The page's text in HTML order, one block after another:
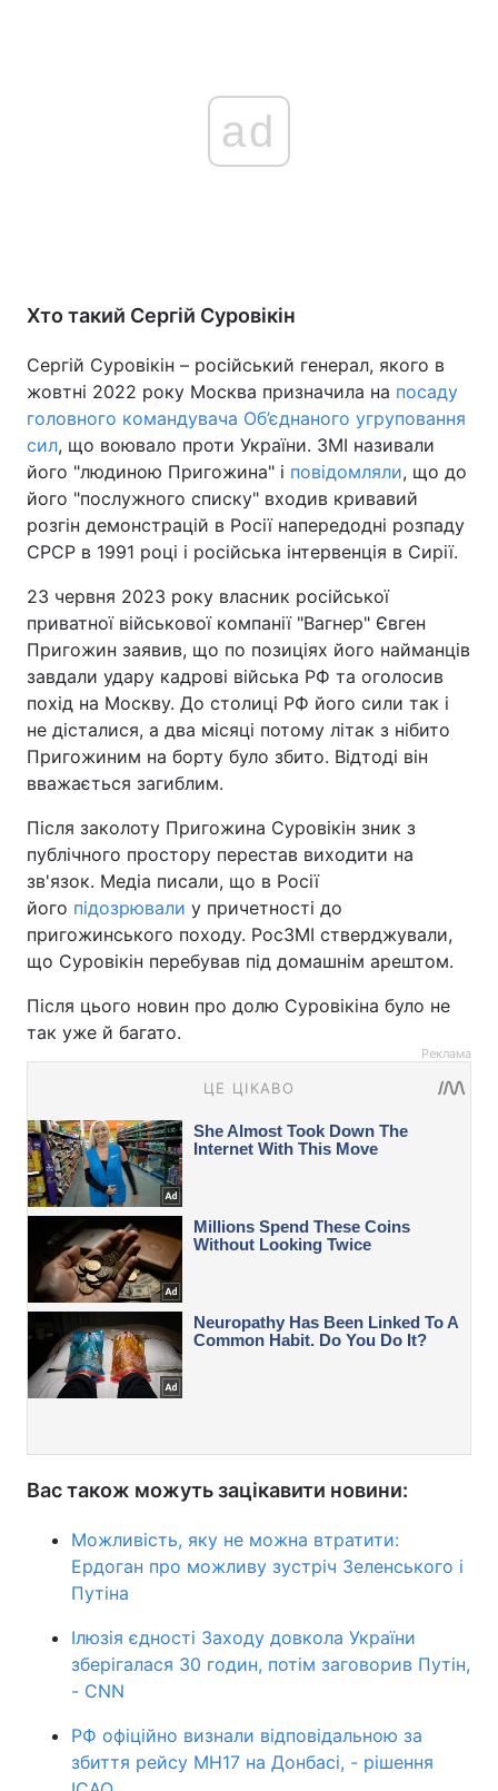
ad
Хто такий Сергій Суровікін
Сергій Суровікін – російський генерал, якого в
жовтні 2022 року Москва призначила на посаду
головного командувача Об’єднаного угруповання
сил, що воювало проти України. ЗМІ називали
його "людиною Пригожина" і повідомляли, що до
його "послужного списку" входив кривавий
розгін демонстрацій в Росії напередодні розпаду
СРСР в 1991 році і російська інтервенція в Сирії.
23 червня 2023 року власник російської
приватної військової компанії "Вагнер" Євген
Пригожин заявив, що по позиціях його найманців
завдали удару кадрові війська РФ та оголосив
похід на Москву. До столиці РФ його сили так і
не дісталися, а два місяці потому літак з нібито
Пригожиним на борту було збито. Відтоді він
вважається загиблим.
Після заколоту Пригожина Суровікін зник з
публічного простору перестав виходити на
зв'язок. Медіа писали, що в Росії
його підозрювали у причетності до
пригожинського походу. РосЗМІ стверджували,
що Суровікін перебував під домашнім арештом.
Після цього новин про долю Суровікіна було не
так уже й багато.
Реклама
Вас також можуть зацікавити новини:
Можливість, яку не можна втратити:
Ердоган про можливу зустріч Зеленського і
Путіна
Ілюзія єдності Заходу довкола України
зберігалася 30 годин, потім заговорив Путін,
- CNN
РФ офіційно визнали відповідальною за
збиття рейсу МН17 на Донбасі, - рішення